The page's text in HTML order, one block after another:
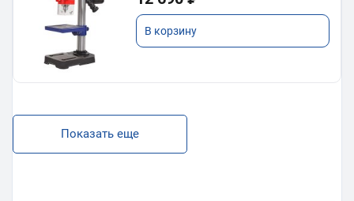
В корзину
Показать еще